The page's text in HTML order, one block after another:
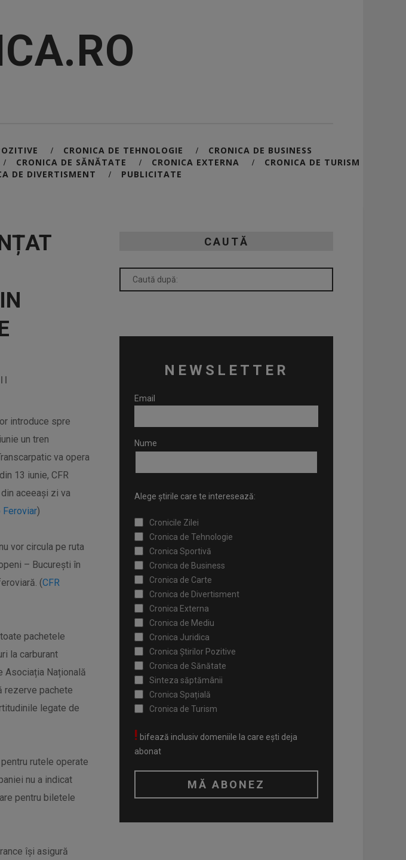
/ CRONICA DE TEHNOLOGIE / CRONICA DE BUSINESS
/ CRONICA DE SĂNĂTATE / CRONICA EXTERNA / CRONICA DE TURISM
DE DIVERTISMENT / PUBLICITATE
introduce spre
un tren
va opera
13 iunie, CFR
aceeași zi va
Feroviar)
vor circula pe ruta
– București în
(CFR
pachetele
la carburant
Asociația Națională
rezerve pachete
legate de
rutele operate
nu a indicat
pentru biletele
își asigură
CAUTĂ
NEWSLETTER
Email
Nume
Alege știrile care te interesează:
Cronicile Zilei
Cronica de Tehnologie
Cronica Sportivă
Cronica de Business
Cronica de Carte
Cronica de Divertisment
Cronica Externa
Cronica de Mediu
Cronica Juridica
Cronica Știrilor Pozitive
Cronica de Sănătate
Sinteza săptămânii
Cronica Spațială
Cronica de Turism
! bifează inclusiv domeniile la care ești deja
abonat